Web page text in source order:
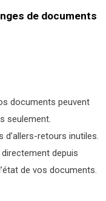
de documents
documents peuvent
seulement.
d’allers-retours inutiles.
depuis
de vos documents.